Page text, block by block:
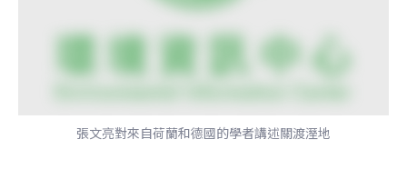
張文亮對來自荷蘭和德國的學者講述關渡溼地